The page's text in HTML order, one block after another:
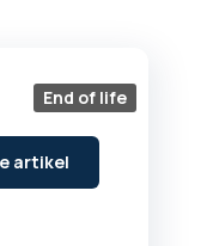
End of life
artikel